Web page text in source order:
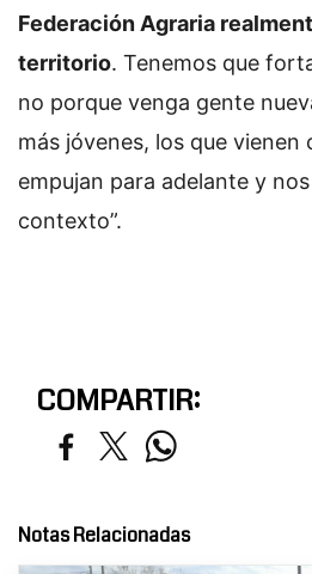
Federación Agraria
territorio. Tenemos que
no porque venga gente
más jóvenes, los que
empujan para adelante y
contexto”.
COMPARTIR:
Notas Relacionadas